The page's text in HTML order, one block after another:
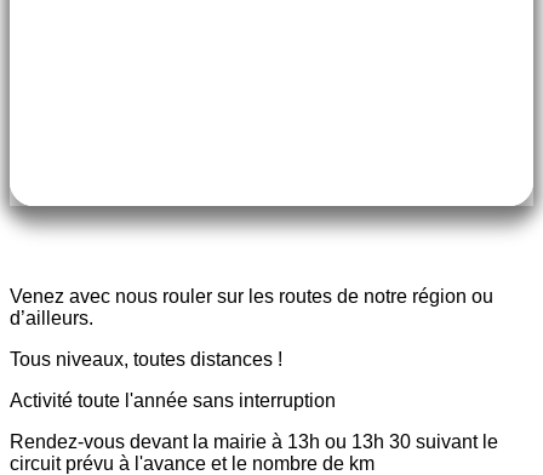
Venez avec nous rouler sur les routes de notre région ou
d’ailleurs.
Tous niveaux, toutes distances !
Activité toute l'année sans interruption
Rendez-vous devant la mairie à 13h ou 13h 30 suivant le
circuit prévu à l'avance et le nombre de km